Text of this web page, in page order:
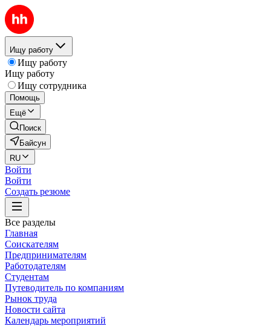
Ищу работу
Ищу работу
Ищу работу
Ищу сотрудника
Помощь
Ещё
Поиск
Байсун
RU
Войти
Войти
Создать резюме
Все разделы
Главная
Соискателям
Предпринимателям
Работодателям
Студентам
Путеводитель по компаниям
Рынок труда
Новости сайта
Календарь мероприятий